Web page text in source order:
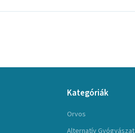
Kategóriák
Orvos
Alternatív Gyógyászat